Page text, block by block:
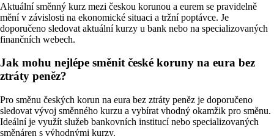
Aktuální směnný kurz mezi českou korunou a eurem se pravidelně
mění v závislosti na ekonomické situaci a tržní poptávce. Je
doporučeno sledovat aktuální kurzy u bank nebo na specializovaných
finančních webech.
Jak mohu nejlépe směnit české koruny na eura bez
ztráty peněz?
Pro směnu českých korun na eura bez ztráty peněz je doporučeno
sledovat vývoj směnného kurzu a vybírat vhodný okamžik pro směnu.
Ideální je využít služeb bankovních institucí nebo specializovaných
směnáren s výhodnými kurzy.